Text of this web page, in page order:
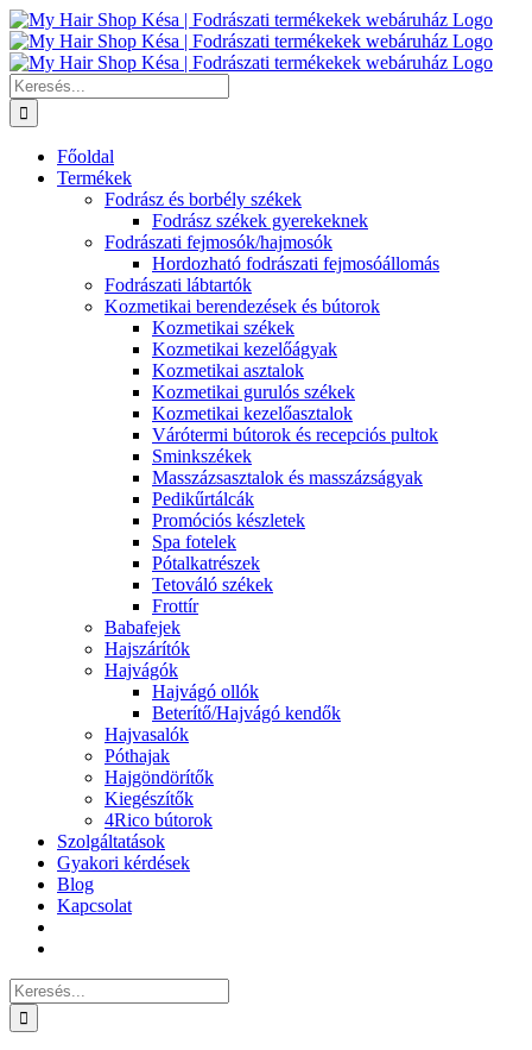
Kihagyás
Keresés...
Főoldal
Termékek
Fodrász és borbély székek
Fodrász székek gyerekeknek
Fodrászati fejmosók/hajmosók
Hordozható fodrászati fejmosóállomás
Fodrászati lábtartók
Kozmetikai berendezések és bútorok
Kozmetikai székek
Kozmetikai kezelőágyak
Kozmetikai asztalok
Kozmetikai gurulós székek
Kozmetikai kezelőasztalok
Várótermi bútorok és recepciós pultok
Sminkszékek
Masszázsasztalok és masszázságyak
Pedikűrtálcák
Promóciós készletek
Spa fotelek
Pótalkatrészek
Tetováló székek
Frottír
Babafejek
Hajszárítók
Hajvágók
Hajvágó ollók
Beterítő/Hajvágó kendők
Hajvasalók
Póthajak
Hajgöndörítők
Kiegészítők
4Rico bútorok
Szolgáltatások
Gyakori kérdések
Blog
Kapcsolat
Keresés...